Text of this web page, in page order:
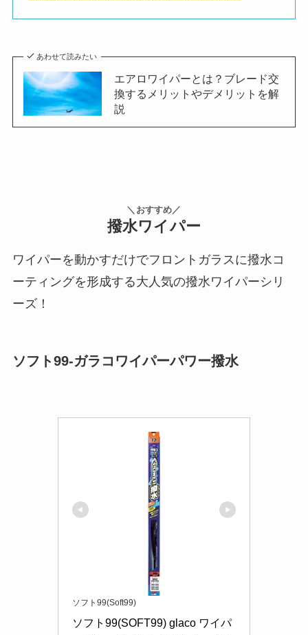
あわせて読みたい
エアロワイパーとは？ブレード交
換するメリットやデメリットを解
説
＼おすすめ／
撥水ワイパー
ワイパーを動かすだけでフロントガラスに撥水コ
ーティングを形成する大人気の撥水ワイパーシリ
ーズ！
ソフト99-ガラコワイパーパワー撥水
ソフト99(Soft99)
ソフト99(SOFT99) glaco ワイパ